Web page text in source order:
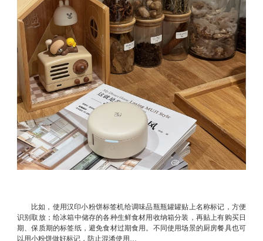
比如，使用汉印小粉饼标签机给调味品瓶瓶罐罐贴上名称标记，方便
识别取放；给冰箱中储存的各种生鲜食材用收纳箱分装，再贴上有购买日
期、保质期的标签纸，避免食材过期食用。不同使用场景的厨房餐具也可
以用小粉饼做好标记，防止混淆使用…